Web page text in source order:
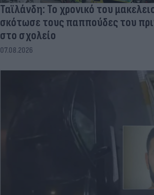
Ταϊλάνδη: Το χρονικό του
σκότωσε τους παππούδες του
στο σχολείο
07.08.2026